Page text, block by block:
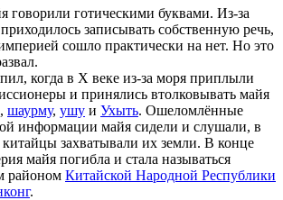
говорили готическими буквами. Из-за
записывать собственную речь,
сошло практически на нет. Но это
когда в X веке из-за моря приплыли
и принялись втолковывать майя
, шаурму, ушу и Ухыть. Ошеломлённые
информации майя сидели и слушали, в
китайцы захватывали их земли. В конце
майя погибла и стала называться
районом Китайской Народной Республики
.